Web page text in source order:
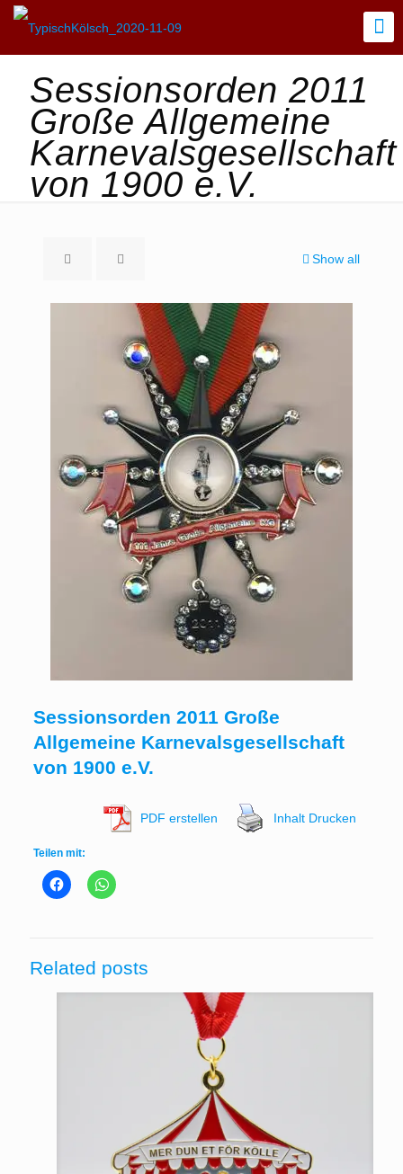
Sessionsorden 2011
Große Allgemeine
Karnevalsgesellschaft
von 1900 e.V.
Show all
Sessionsorden 2011 Große
Allgemeine Karnevalsgesellschaft
von 1900 e.V.
PDF erstellen Inhalt Drucken
Teilen mit:
Related posts